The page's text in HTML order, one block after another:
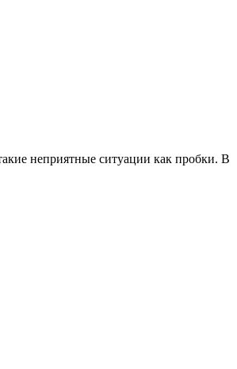
неприятные ситуации как пробки. В